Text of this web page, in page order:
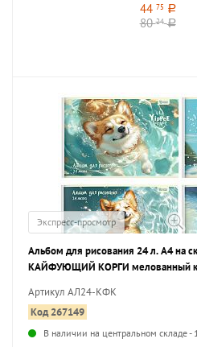
44 75 a
8024 a
Экспресс-просмотр
Альбом для рисования 24 л. А4 на
КАЙФУЮЩИЙ КОРГИ мелованный
Артикул АЛ24-КФК
Код 267149
В наличии на центральном складе -